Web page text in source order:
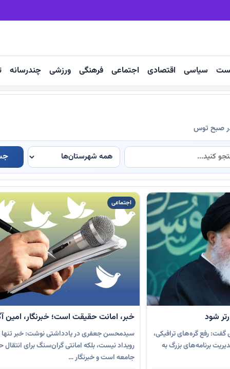
سیاسی اقتصادی اجتماعی فرهنگی ورزشی چندرسانه
صبح توس
شود
گفت: رفع گره‌های ترافیکی،
برنامه‌های بزرگ به
اجتماعی
خبر، امانت حقیقت است؛ خبرنگار، امین
سیدمحسن جعفری در یادداشتی نوشت: خبر تنها
رویداد نیست، بلکه امانتی گران‌سنگ برای
جامعه است و خبرنگار …